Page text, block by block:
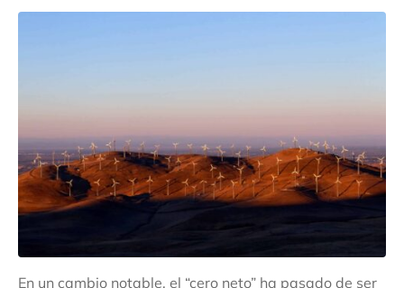
En un cambio notable, el “cero neto” ha pasado de ser